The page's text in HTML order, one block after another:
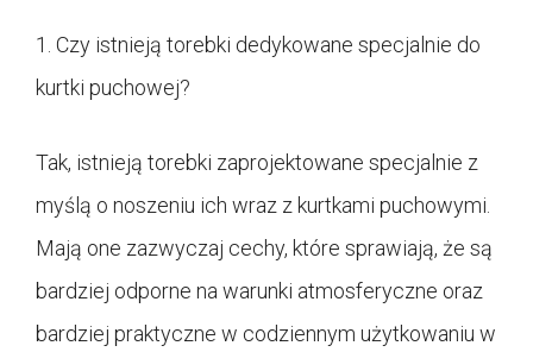
1. Czy istnieją torebki dedykowane specjalnie do
kurtki puchowej?
Tak, istnieją torebki zaprojektowane specjalnie z
myślą o noszeniu ich wraz z kurtkami puchowymi.
Mają one zazwyczaj cechy, które sprawiają, że są
bardziej odporne na warunki atmosferyczne oraz
bardziej praktyczne w codziennym użytkowaniu w